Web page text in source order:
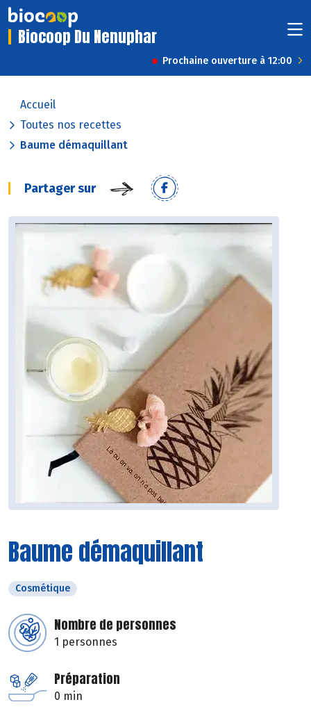
Biocoop Du Nenuphar
Prochaine ouverture à 12:00
Accueil
Toutes nos recettes
Baume démaquillant
Partager sur
Baume démaquillant
Cosmétique
Nombre de personnes
1 personnes
Préparation
0 min